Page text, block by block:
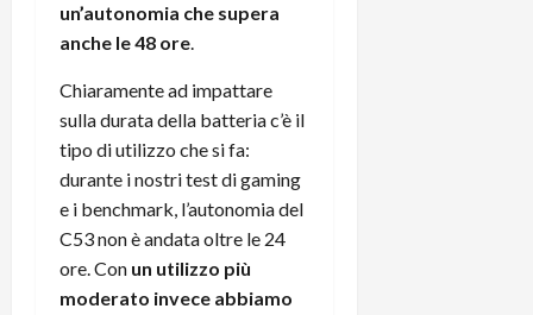
un’autonomia che supera
anche le 48 ore.
Chiaramente ad impattare
sulla durata della batteria c’è il
tipo di utilizzo che si fa:
durante i nostri test di gaming
e i benchmark, l’autonomia del
C53 non è andata oltre le 24
ore. Con un utilizzo più
moderato invece abbiamo